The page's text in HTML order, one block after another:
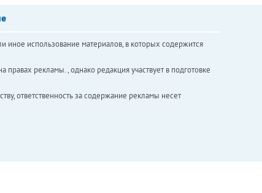
иное использование материалов, в которых содержится
рекламы. , однако редакция участвует в подготовке
ответственность за содержание рекламы несет